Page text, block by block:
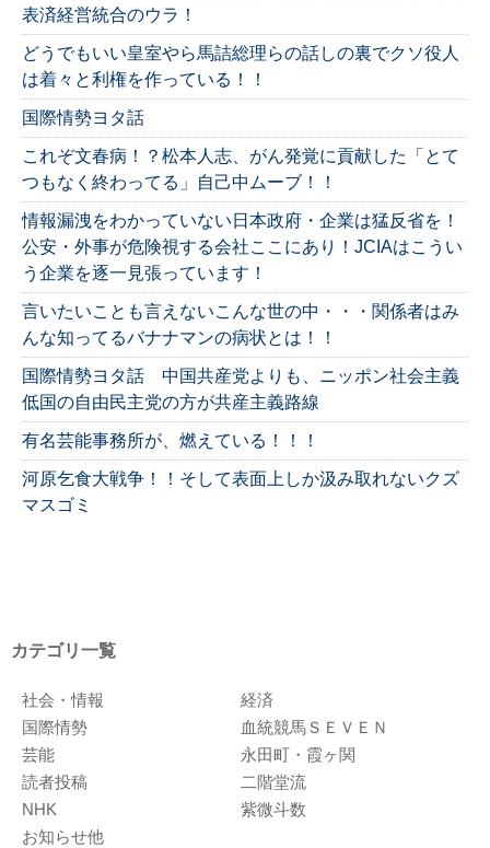
表済経営統合のウラ！
どうでもいい皇室やら馬詰総理らの話しの裏でクソ役人
は着々と利権を作っている！！
国際情勢ヨタ話
これぞ文春病！？松本人志、がん発覚に貢献した「とて
つもなく終わってる」自己中ムーブ！！
情報漏洩をわかっていない日本政府・企業は猛反省を！
公安・外事が危険視する会社ここにあり！JCIAはこうい
う企業を逐一見張っています！
言いたいことも言えないこんな世の中・・・関係者はみ
んな知ってるバナナマンの病状とは！！
国際情勢ヨタ話 中国共産党よりも、ニッポン社会主義
低国の自由民主党の方が共産主義路線
有名芸能事務所が、燃えている！！！
河原乞食大戦争！！そして表面上しか汲み取れないクズ
マスゴミ
カテゴリ一覧
社会・情報
経済
国際情勢
血統競馬ＳＥＶＥＮ
芸能
永田町・霞ヶ関
読者投稿
二階堂流
NHK
紫微斗数
お知らせ他